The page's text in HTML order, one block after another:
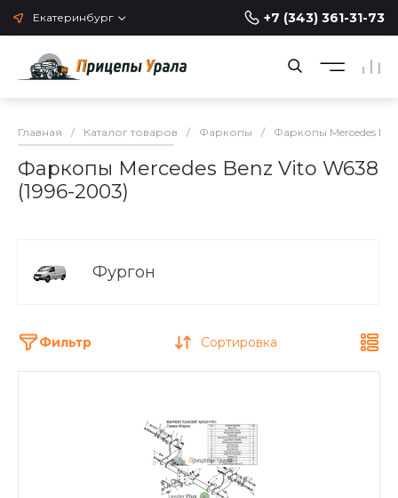
Екатеринбург +7 (343) 361-31-73
Главная / Каталог товаров / Фаркопы / Фаркопы Mercedes
Фаркопы Mercedes Benz Vito W638
(1996-2003)
Фургон
Фильтр Сортировка